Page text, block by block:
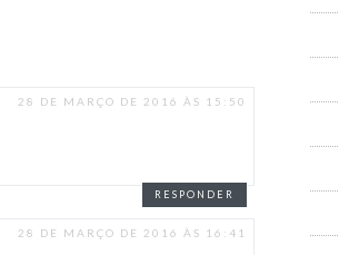
28 DE MARÇO DE 2016 ÀS 15:50
RESPONDER
28 DE MARÇO DE 2016 ÀS 16:41